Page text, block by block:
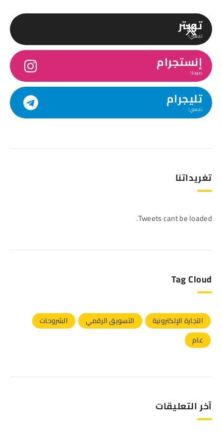
تويتر
تابعني!
إنستجرام
صورنا!
تليجرام
تابعني!
تغريداتنا
Tweets cant be loaded.
Tag Cloud
التجارة الإلكترونية التسويق الرقمي
الشروحات
عام
آخر التعليقات